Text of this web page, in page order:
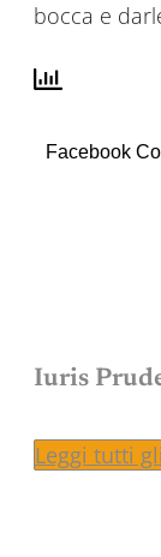
bocca e
Facebook
Iuris
Leggi tutti